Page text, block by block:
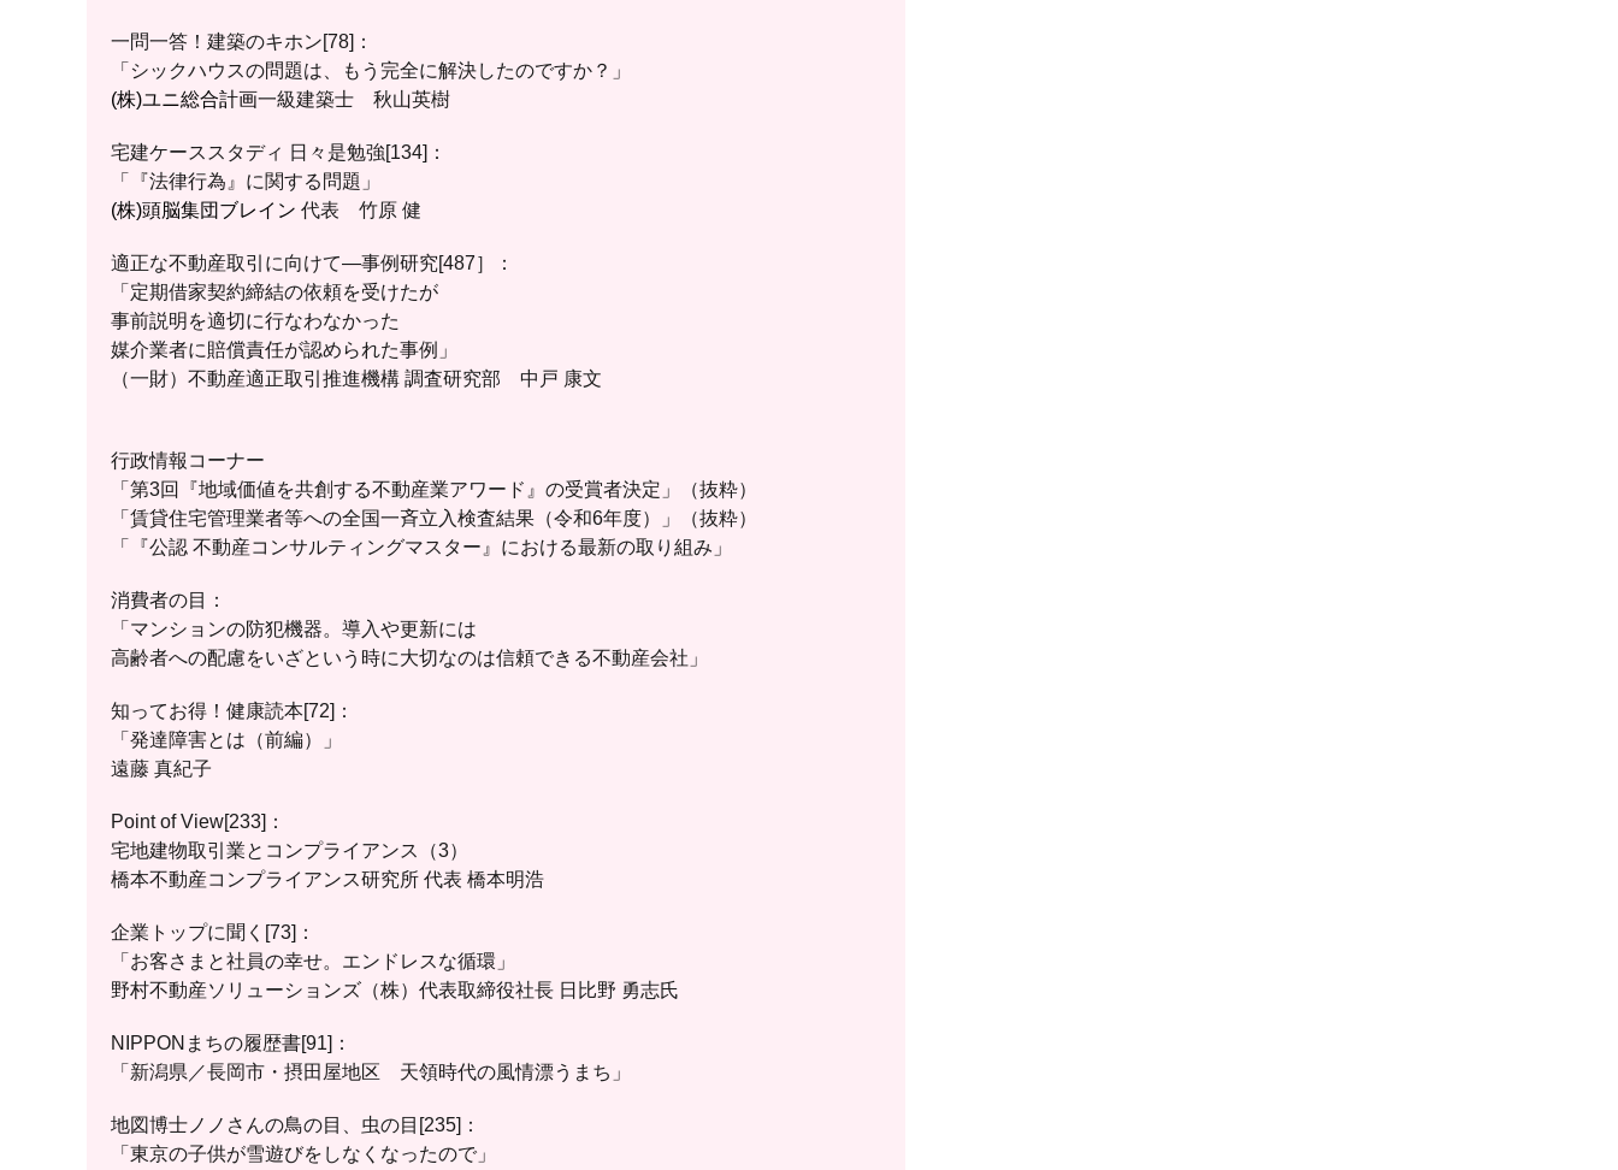
一問一答！建築のキホン[78]：
「シックハウスの問題は、もう完全に解決したのですか？」
(株)ユニ総合計画一級建築士 秋山英樹
宅建ケーススタディ 日々是勉強[134]：
「『法律行為』に関する問題」
(株)頭脳集団ブレイン 代表 竹原 健
適正な不動産取引に向けて―事例研究[487］：
「定期借家契約締結の依頼を受けたが
事前説明を適切に行なわなかった
媒介業者に賠償責任が認められた事例」
（一財）不動産適正取引推進機構 調査研究部 中戸 康文
行政情報コーナー
「第3回『地域価値を共創する不動産業アワード』の受賞者決定」（抜粋）
「賃貸住宅管理業者等への全国一斉立入検査結果（令和6年度）」（抜粋）
「『公認 不動産コンサルティングマスター』における最新の取り組み」
消費者の目：
「マンションの防犯機器。導入や更新には
高齢者への配慮をいざという時に大切なのは信頼できる不動産会社」
知ってお得！健康読本[72]：
「発達障害とは（前編）」
遠藤 真紀子
Point of View[233]：
宅地建物取引業とコンプライアンス（3）
橋本不動産コンプライアンス研究所 代表 橋本明浩
企業トップに聞く[73]：
「お客さまと社員の幸せ。エンドレスな循環」
野村不動産ソリューションズ（株）代表取締役社長 日比野 勇志氏
NIPPONまちの履歴書[91]：
「新潟県／長岡市・摂田屋地区 天領時代の風情漂うまち」
地図博士ノノさんの鳥の目、虫の目[235]：
「東京の子供が雪遊びをしなくなったので」